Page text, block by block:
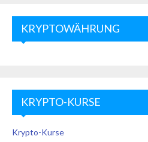
KRYPTOWÄHRUNG
KRYPTO-KURSE
Krypto-Kurse